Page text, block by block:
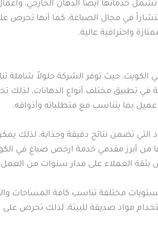
خدماتها أيضاً الدهان الخارجي،
في مجال الصباغة، كما أنها تحرص
واحترافية عالية.
حيث توفر الشركة حلولاً شاملة
تطبيق مختلف أنواع الدهانات، لذلك
بما يتناسب مع متطلباته وأذواقه.
تضمن نتائج دقيقة وجذابة، لذلك
من أبرز مقدمي خدمة ارخص صباغ في
بثقة العملاء على مدار سنوات من
مختلفة تناسب كافة المساحات
مواد صديقة للبيئة، لذلك تحرص على